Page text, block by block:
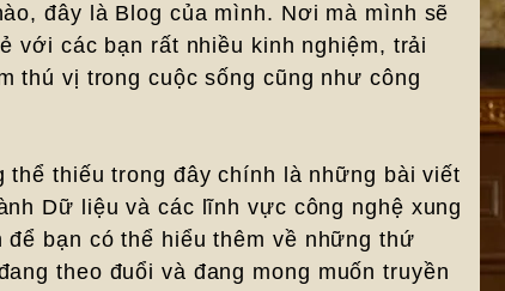
đây là Blog của mình. Nơi mà mình sẽ
với các bạn rất nhiều kinh nghiệm, trải
thú vị trong cuộc sống cũng như công
thể thiếu trong đây chính là những bài viết
Dữ liệu và các lĩnh vực công nghệ xung
để bạn có thể hiểu thêm về những thứ
theo đuổi và đang mong muốn truyền